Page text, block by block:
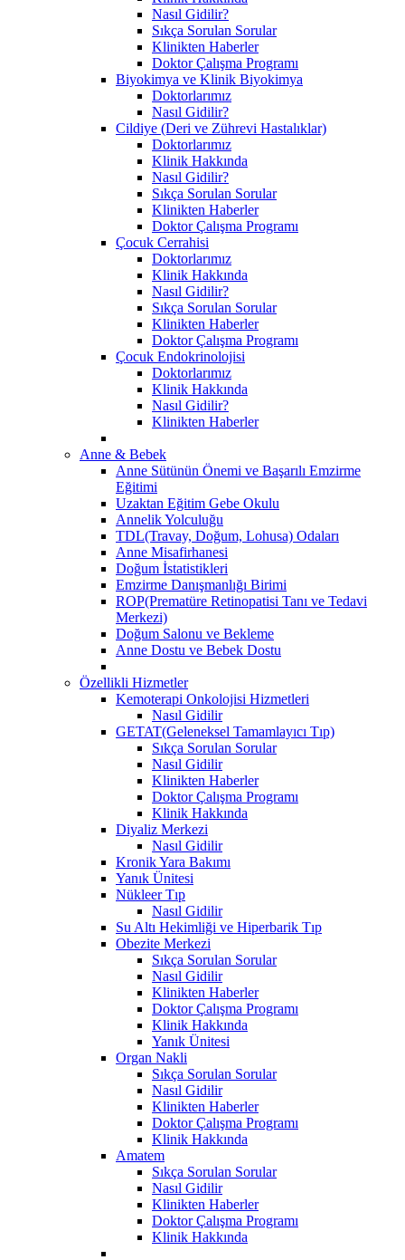
Nasıl Gidilir?
Sıkça Sorulan Sorular
Klinikten Haberler
Doktor Çalışma Programı
Biyokimya ve Klinik Biyokimya
Doktorlarımız
Nasıl Gidilir?
Cildiye (Deri ve Zührevi Hastalıklar)
Doktorlarımız
Klinik Hakkında
Nasıl Gidilir?
Sıkça Sorulan Sorular
Klinikten Haberler
Doktor Çalışma Programı
Çocuk Cerrahisi
Doktorlarımız
Klinik Hakkında
Nasıl Gidilir?
Sıkça Sorulan Sorular
Klinikten Haberler
Doktor Çalışma Programı
Çocuk Endokrinolojisi
Doktorlarımız
Klinik Hakkında
Nasıl Gidilir?
Klinikten Haberler
Anne & Bebek
Anne Sütünün Önemi ve Başarılı Emzirme
Eğitimi
Uzaktan Eğitim Gebe Okulu
Annelik Yolculuğu
TDL(Travay, Doğum, Lohusa) Odaları
Anne Misafirhanesi
Doğum İstatistikleri
Emzirme Danışmanlığı Birimi
ROP(Prematüre Retinopatisi Tanı ve Tedavi
Merkezi)
Doğum Salonu ve Bekleme
Anne Dostu ve Bebek Dostu
Özellikli Hizmetler
Kemoterapi Onkolojisi Hizmetleri
Nasıl Gidilir
GETAT(Geleneksel Tamamlayıcı Tıp)
Sıkça Sorulan Sorular
Nasıl Gidilir
Klinikten Haberler
Doktor Çalışma Programı
Klinik Hakkında
Diyaliz Merkezi
Nasıl Gidilir
Kronik Yara Bakımı
Yanık Ünitesi
Nükleer Tıp
Nasıl Gidilir
Su Altı Hekimliği ve Hiperbarik Tıp
Obezite Merkezi
Sıkça Sorulan Sorular
Nasıl Gidilir
Klinikten Haberler
Doktor Çalışma Programı
Klinik Hakkında
Yanık Ünitesi
Organ Nakli
Sıkça Sorulan Sorular
Nasıl Gidilir
Klinikten Haberler
Doktor Çalışma Programı
Klinik Hakkında
Amatem
Sıkça Sorulan Sorular
Nasıl Gidilir
Klinikten Haberler
Doktor Çalışma Programı
Klinik Hakkında